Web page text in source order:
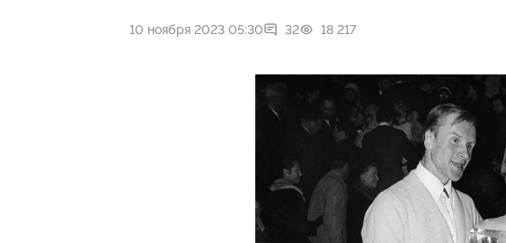
10 ноября 2023 05:30 32 18 217